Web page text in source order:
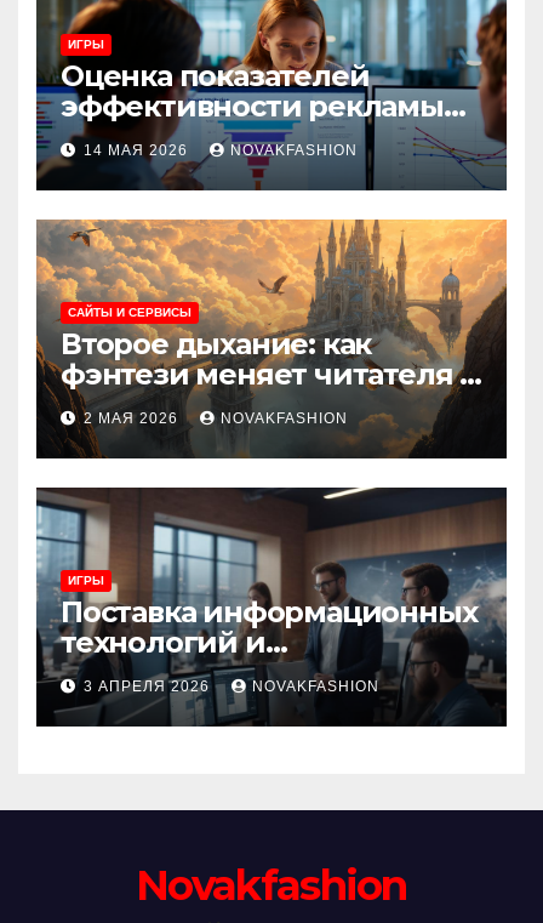
ИГРЫ
Оценка показателей
эффективности рекламы
при атрибуции
множественных точек
касания
14 МАЯ 2026 NOVAKFASHION
САЙТЫ И СЕРВИСЫ
Второе дыхание: как
фэнтези меняет читателя и
культуру
2 МАЯ 2026 NOVAKFASHION
ИГРЫ
Поставка информационных
технологий и
инновационные решения
3 АПРЕЛЯ 2026 NOVAKFASHION
Novakfashion